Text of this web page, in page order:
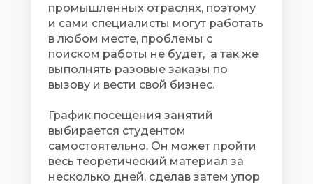
промышленных отраслях, поэтому
и сами специалисты могут работать
в любом месте, проблемы с
поиском работы не будет, а так же
выполнять разовые заказы по
вызову и вести свой бизнес.
График посещения занятий
выбирается студентом
самостоятельно. Он может пройти
весь теоретический материал за
несколько дней, сделав затем упор